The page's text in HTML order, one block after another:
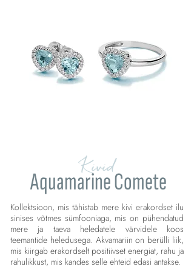
Kivid
Aquamarine Comete
Kollektsioon, mis tähistab mere kivi erakordset ilu
sinises võtmes sümfooniaga, mis on pühendatud
mere ja taeva heledatele värvidele koos
teemantide heledusega. Akvamariin on berülli liik,
mis kiirgab erakordselt positiivset energiat, rahu ja
rahulikkust, mis kandes selle ehteid edasi antakse.